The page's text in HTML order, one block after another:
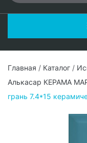
Главная / Каталог /
Алькасар КЕРАМА
грань 7.4*15